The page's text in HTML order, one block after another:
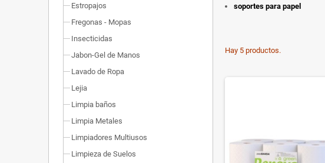
Estropajos
Fregonas - Mopas
Insecticidas
Jabon-Gel de Manos
Lavado de Ropa
Lejia
Limpia baños
Limpia Metales
Limpiadores Multiusos
Limpieza de Suelos
soportes para papel
Hay 5 productos.